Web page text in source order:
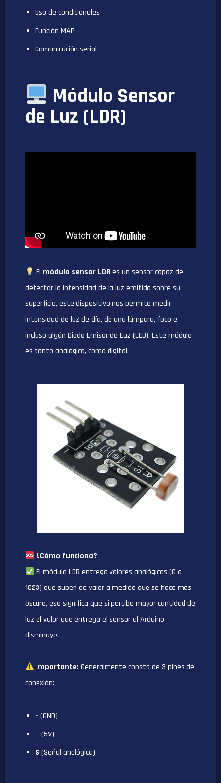
Uso de condicionales
Función MAP
Comunicación serial
Módulo Sensor
de Luz (LDR)
El módulo sensor LDRes un sensor capaz de
detectar la intensidad de la luz emitida sobre su
superficie, este dispositivo nos permite medir
intensidad de luz de día, de una lámpara, foco e
incluso algún Diodo Emisor de Luz (LED). Este módulo
es tanto analógico, como digital.
¿Cómo funciona?
El módulo LDR entrega valores analógicos (0 a
1023) que suben de valor a medida que se hace más
oscuro, eso significa que si percibe mayor cantidad de
luz el valor que entrega el sensor al Arduino
disminuye.
Importante: Generalmente consta de 3 pines de
conexión:
–(GND)
+(5V)
S(Señal analógica)